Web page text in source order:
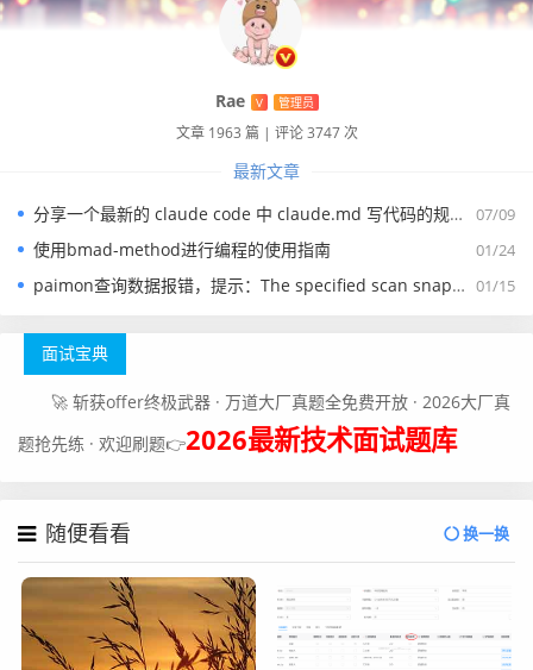
Rae V 管理员
文章 1963 篇 | 评论 3747 次
最新文章
07/09
分享一个最新的 claude code 中 claude.md 写代码的规约文件
01/24
使用bmad-method进行编程的使用指南
01/15
paimon查询数据报错，提示：The specified scan snapshotId 15845 is out of available snapshotId range [17875, 178
面试宝典
🚀 斩获offer终极武器 · 万道大厂真题全免费开放 · 2026大厂真
题抢先练 · 欢迎刷题👉2026最新技术面试题库
随便看看 换一换